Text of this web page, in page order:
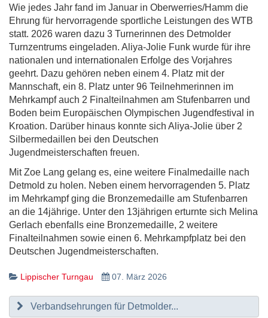
Wie jedes Jahr fand im Januar in Oberwerries/Hamm die
Ehrung für hervorragende sportliche Leistungen des WTB
statt. 2026 waren dazu 3 Turnerinnen des Detmolder
Turnzentrums eingeladen. Aliya-Jolie Funk wurde für ihre
nationalen und internationalen Erfolge des Vorjahres
geehrt. Dazu gehören neben einem 4. Platz mit der
Mannschaft, ein 8. Platz unter 96 Teilnehmerinnen im
Mehrkampf auch 2 Finalteilnahmen am Stufenbarren und
Boden beim Europäischen Olympischen Jugendfestival in
Kroation. Darüber hinaus konnte sich Aliya-Jolie über 2
Silbermedaillen bei den Deutschen
Jugendmeisterschaften freuen.
Mit Zoe Lang gelang es, eine weitere Finalmedaille nach
Detmold zu holen. Neben einem hervorragenden 5. Platz
im Mehrkampf ging die Bronzemedaille am Stufenbarren
an die 14jährige. Unter den 13jährigen erturnte sich Melina
Gerlach ebenfalls eine Bronzemedaille, 2 weitere
Finalteilnahmen sowie einen 6. Mehrkampfplatz bei den
Deutschen Jugendmeisterschaften.
Lippischer Turngau 07. März 2026
Verbandsehrungen für Detmolder...